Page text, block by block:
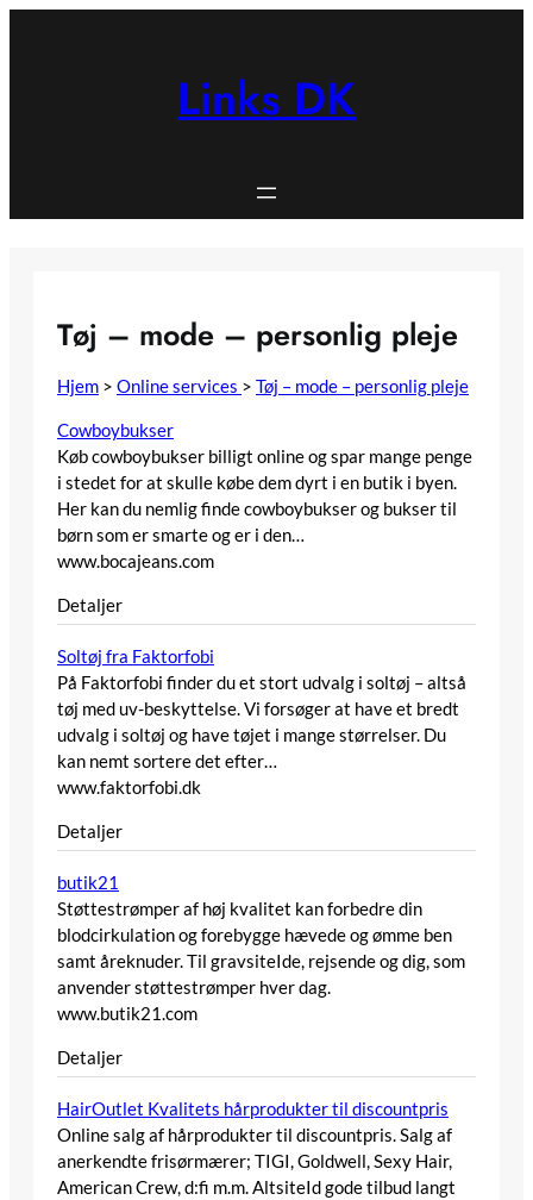
Links DK
Tøj – mode – personlig pleje
Hjem > Online services > Tøj – mode – personlig pleje
Cowboybukser
Køb cowboybukser billigt online og spar mange penge
i stedet for at skulle købe dem dyrt i en butik i byen.
Her kan du nemlig finde cowboybukser og bukser til
børn som er smarte og er i den…
www.bocajeans.com
Detaljer
Soltøj fra Faktorfobi
På Faktorfobi finder du et stort udvalg i soltøj – altså
tøj med uv-beskyttelse. Vi forsøger at have et bredt
udvalg i soltøj og have tøjet i mange størrelser. Du
kan nemt sortere det efter…
www.faktorfobi.dk
Detaljer
butik21
Støttestrømper af høj kvalitet kan forbedre din
blodcirkulation og forebygge hævede og ømme ben
samt åreknuder. Til gravsiteIde, rejsende og dig, som
anvender støttestrømper hver dag.
www.butik21.com
Detaljer
HairOutlet Kvalitets hårprodukter til discountpris
Online salg af hårprodukter til discountpris. Salg af
anerkendte frisørmærer; TIGI, Goldwell, Sexy Hair,
American Crew, d:fi m.m. AltsiteId gode tilbud langt